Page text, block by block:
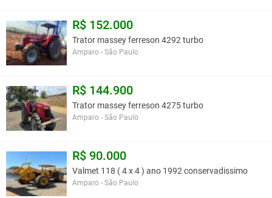
R$ 152.000
Trator massey ferreson 4292 turbo
Amparo - São Paulo
R$ 144.900
Trator massey ferreson 4275 turbo
Amparo - São Paulo
R$ 90.000
Valmet 118 ( 4 x 4 ) ano 1992 conservadissimo
Amparo - São Paulo